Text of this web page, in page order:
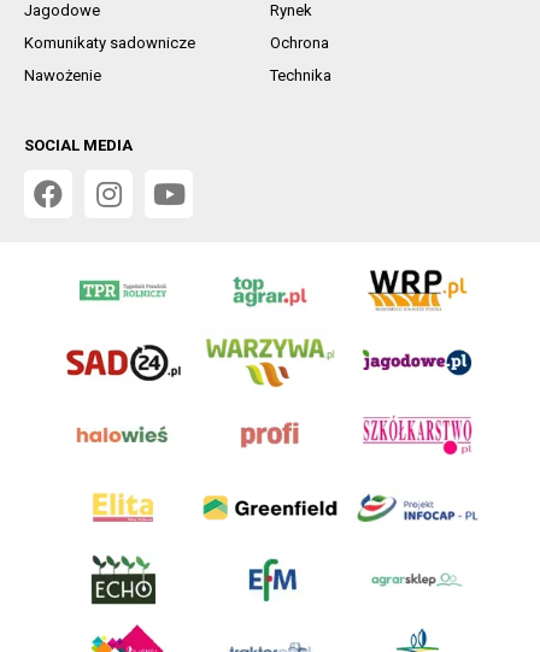
Jagodowe
Rynek
Komunikaty sadownicze
Ochrona
Nawożenie
Technika
SOCIAL MEDIA